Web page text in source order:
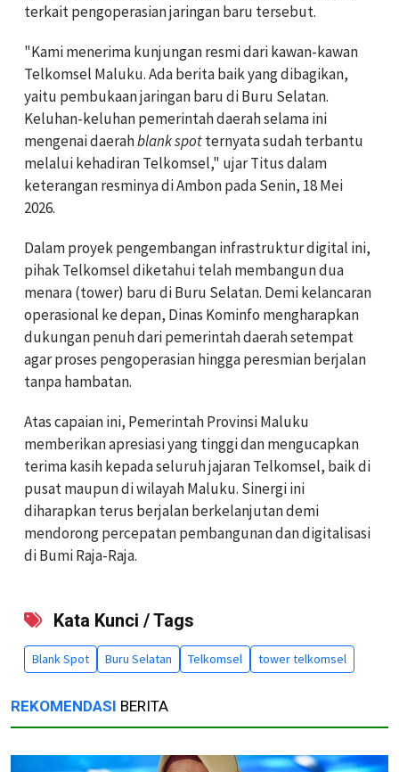
terkait pengoperasian jaringan baru tersebut.
"Kami menerima kunjungan resmi dari kawan-kawan
Telkomsel Maluku. Ada berita baik yang dibagikan,
yaitu pembukaan jaringan baru di Buru Selatan.
Keluhan-keluhan pemerintah daerah selama ini
mengenai daerahblank spotternyata sudah terbantu
melalui kehadiran Telkomsel," ujar Titus dalam
keterangan resminya di Ambon pada Senin, 18 Mei
2026.
Dalam proyek pengembangan infrastruktur digital ini,
pihak Telkomsel diketahui telah membangun dua
menara (tower) baru di Buru Selatan. Demi kelancaran
operasional ke depan, Dinas Kominfo mengharapkan
dukungan penuh dari pemerintah daerah setempat
agar proses pengoperasian hingga peresmian berjalan
tanpa hambatan.
Atas capaian ini, Pemerintah Provinsi Maluku
memberikan apresiasi yang tinggi dan mengucapkan
terima kasih kepada seluruh jajaran Telkomsel, baik di
pusat maupun di wilayah Maluku. Sinergi ini
diharapkan terus berjalan berkelanjutan demi
mendorong percepatan pembangunan dan digitalisasi
di Bumi Raja-Raja.
Kata Kunci / Tags
Blank Spot Buru Selatan Telkomsel tower telkomsel
REKOMENDASI BERITA